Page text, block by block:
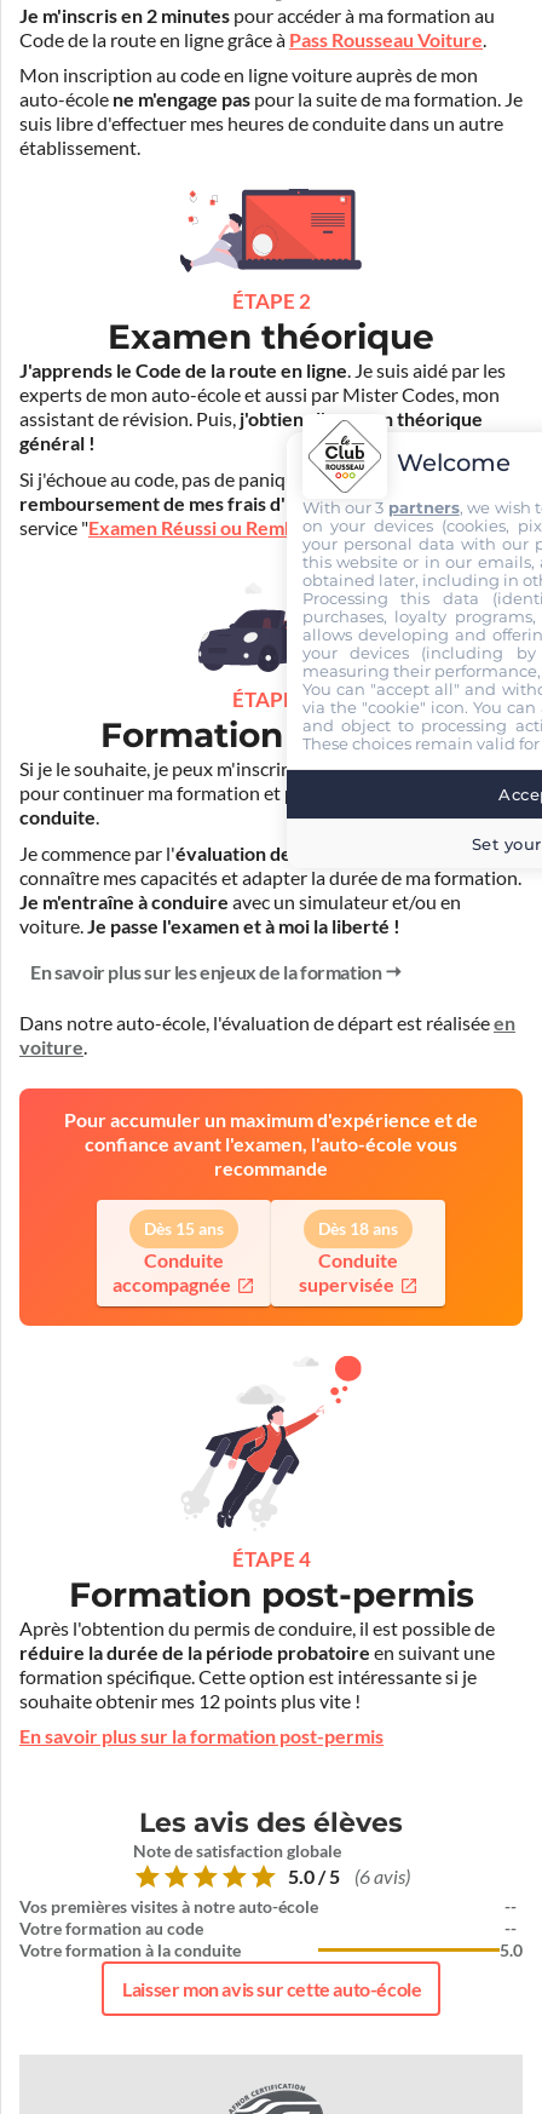
Je m'inscris en 2 minutes pour accéder à ma formation au
Code de la route en ligne grâce à Pass Rousseau Voiture.
Mon inscription au code en ligne voiture auprès de mon
auto-école ne m'engage pas pour la suite de ma formation. Je
suis libre d'effectuer mes heures de conduite dans un autre
établissement.
ÉTAPE 2
Examen théorique
J'apprends le Code de la route en ligne. Je suis aidé par les
experts de mon auto-école et aussi par Mister Codes, mon
assistant de révision. Puis, j'obtiens l'examen théorique
général !
Si j'échoue au code, pas de panique ! Je peux bénéficier du
remboursement de mes frais d'inscription(30€) grâce au
service "Examen Réussi ou Remboursé".
ÉTAPE 3
Formation pratique
Si je le souhaite, je peux m'inscrire auprès de mon auto-école
pour continuer ma formation et prendre des cours de
conduite.
Je commence par l'évaluation de départ
connaître mes capacités et adapter la durée de ma formation.
Je m'entraîne à conduire avec un simulateur et/ou en
voiture. Je passe l'examen et à moi la liberté !
En savoir plus sur les enjeux de la formation
Dans notre auto-école, l'évaluation de départ est réaliséeen
voiture
Pour accumuler un maximum d'expérience et de
confiance avant l'examen, l'auto-école vous
recommande
Dès 15 ans
Conduite
accompagnée
Dès 18 ans
Conduite
supervisée
ÉTAPE 4
Formation post-permis
Après l'obtention du permis de conduire, il est possible de
réduire la durée de la période probatoire en suivant une
formation spécifique. Cette option est intéressante si je
souhaite obtenir mes 12 points plus vite !
En savoir plus sur la formation post-permis
Les avis des élèves
Note de satisfaction globale
5.0 / 5 (6 avis)
Vos premières visites à notre auto-école
Votre formation au code
Votre formation à la conduite
--
--
5.0
Laisser mon avis sur cette auto-école
Welcome
With our 3 partners, we wish
on your devices (cookies,
your personal data with our
this website or in our emails,
obtained later, including in
Processing this data
purchases, loyalty
allows developing and
your devices (including
measuring their
You can "accept all" and
via the "cookie" icon. You
and object to processing
These choices remain valid
Set